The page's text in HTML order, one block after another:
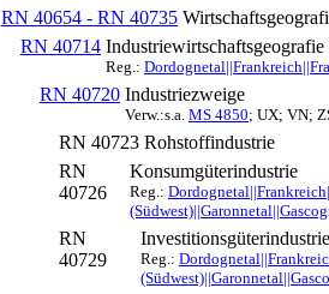
RN 40654 - RN 40735
RN 40714 Industriewirtschaftsgeografie
Reg.:
RN 40720 Industriezweige
Verw.:s.a. MS 4850; UX; VN;
RN 40723 Rohstoffindustrie
RN
40726
Konsumgüterindustrie
Reg.:
RN
40729
Investitionsgüterindustrie
Reg.: